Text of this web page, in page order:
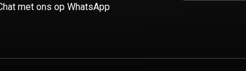
met ons op WhatsApp